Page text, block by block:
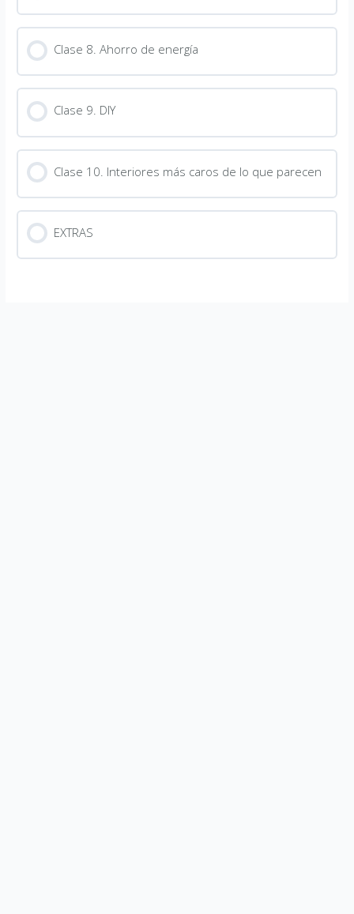
Clase 8. Ahorro de energía
Clase 9. DIY
Clase 10. Interiores más caros de lo que parecen
EXTRAS